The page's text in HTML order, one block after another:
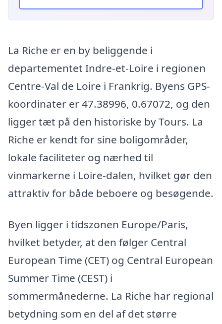
La Riche er en by beliggende i
departementet Indre-et-Loire i regionen
Centre-Val de Loire i Frankrig. Byens GPS-
koordinater er 47.38996, 0.67072, og den
ligger tæt på den historiske by Tours. La
Riche er kendt for sine boligområder,
lokale faciliteter og nærhed til
vinmarkerne i Loire-dalen, hvilket gør den
attraktiv for både beboere og besøgende.
Byen ligger i tidszonen Europe/Paris,
hvilket betyder, at den følger Central
European Time (CET) og Central European
Summer Time (CEST) i
sommermånederne. La Riche har regional
betydning som en del af det større